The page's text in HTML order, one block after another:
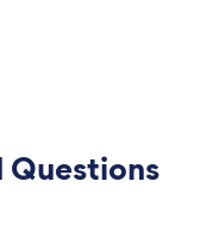
Questions